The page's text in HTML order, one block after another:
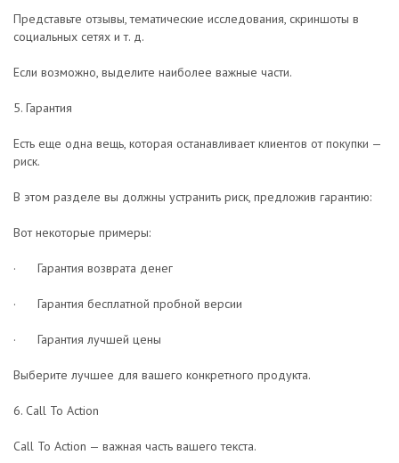
Представьте отзывы, тематические исследования, скриншоты в
социальных сетях и т. д.
Если возможно, выделите наиболее важные части.
5. Гарантия
Есть еще одна вещь, которая останавливает клиентов от покупки —
риск.
В этом разделе вы должны устранить риск, предложив гарантию:
Вот некоторые примеры:
· Гарантия возврата денег
· Гарантия бесплатной пробной версии
· Гарантия лучшей цены
Выберите лучшее для вашего конкретного продукта.
6. Call To Action
Call To Action — важная часть вашего текста.